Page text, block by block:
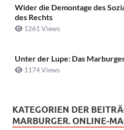
Wider die Demontage des
des Rechts
1261 Views
Unter der Lupe: Das
1174 Views
KATEGORIEN DER
MARBURGER. ONLINE-